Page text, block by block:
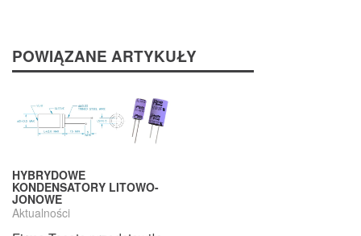
POWIĄZANE ARTYKUŁY
HYBRYDOWE
KONDENSATORY LITOWO-
JONOWE
Aktualności